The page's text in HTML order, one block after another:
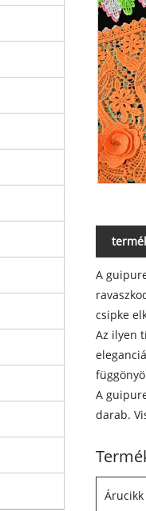
A
csipke
Az ilyen
A
darab.
Árucikk